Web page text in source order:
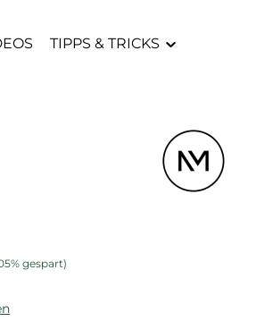
TIPPS & TRICKS
gespart)